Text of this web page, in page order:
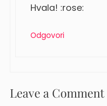
Hvala! :rose:
Odgovori
Leave a Comment